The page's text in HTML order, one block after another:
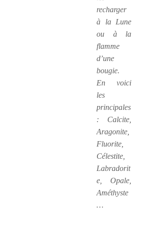
recharger
à la Lune
ou à la
flamme
d’une
bougie.
En voici
les
principales
: Calcite,
Aragonite,
Fluorite,
Célestite,
Labradorit
e, Opale,
Améthyste
…